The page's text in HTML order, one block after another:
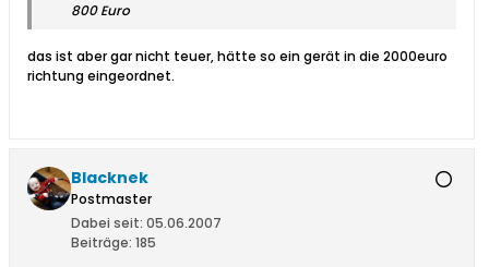
800 Euro
das ist aber gar nicht teuer, hätte so ein gerät in die 2000euro
richtung eingeordnet.
Blacknek
Postmaster
Dabei seit: 05.06.2007
Beiträge: 185